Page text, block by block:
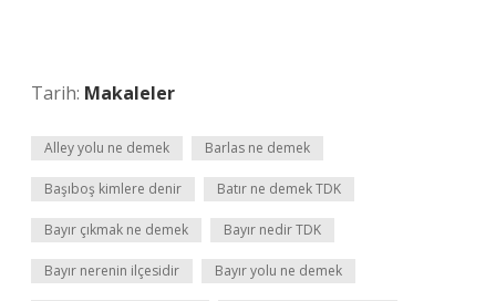
Tarih: Makaleler
Alley yolu ne demek Barlas ne demek
Başıboş kimlere denir Batır ne demek TDK
Bayır çıkmak ne demek Bayır nedir TDK
Bayır nerenin ilçesidir Bayır yolu ne demek